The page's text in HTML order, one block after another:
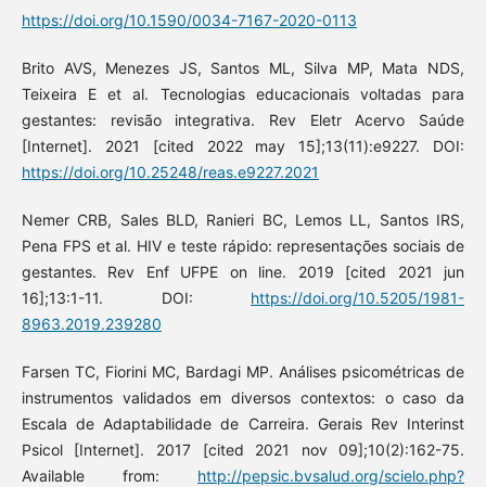
https://doi.org/10.1590/0034-7167-2020-0113
Brito AVS, Menezes JS, Santos ML, Silva MP, Mata NDS,
Teixeira E et al. Tecnologias educacionais voltadas para
gestantes: revisão integrativa. Rev Eletr Acervo Saúde
[Internet]. 2021 [cited 2022 may 15];13(11):e9227. DOI:
https://doi.org/10.25248/reas.e9227.2021
Nemer CRB, Sales BLD, Ranieri BC, Lemos LL, Santos IRS,
Pena FPS et al. HIV e teste rápido: representações sociais de
gestantes. Rev Enf UFPE on line. 2019 [cited 2021 jun
16];13:1-11. DOI: https://doi.org/10.5205/1981-
8963.2019.239280
Farsen TC, Fiorini MC, Bardagi MP. Análises psicométricas de
instrumentos validados em diversos contextos: o caso da
Escala de Adaptabilidade de Carreira. Gerais Rev Interinst
Psicol [Internet]. 2017 [cited 2021 nov 09];10(2):162-75.
Available from: http://pepsic.bvsalud.org/scielo.php?